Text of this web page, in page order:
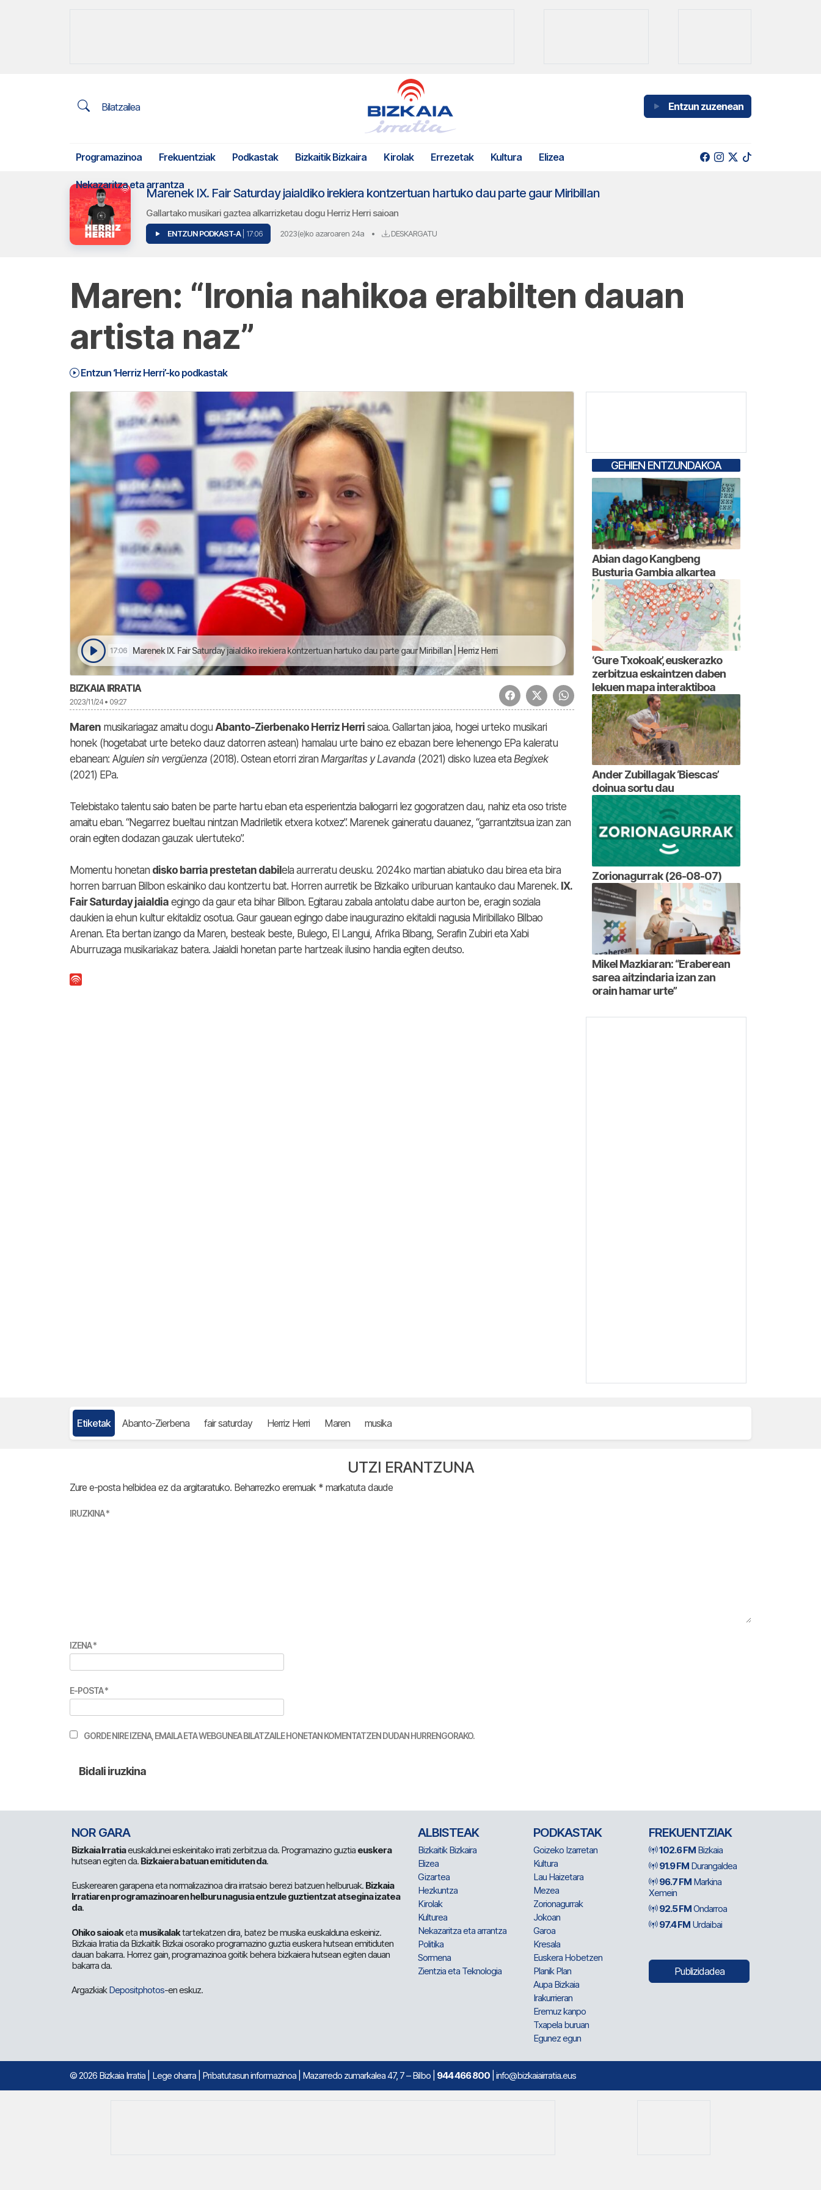
Bilatzailea Entzun zuzenean
Programazinoa Frekuentziak Podkastak Bizkaitik Bizkaira Kirolak Errezetak Kultura Elizea
Nekazaritza eta arrantza
Marenek IX. Fair Saturday jaialdiko irekiera kontzertuan hartuko dau parte gaur Miribillan
Gallartako musikari gaztea alkarrizketau dogu Herriz Herri saioan
ENTZUN PODKAST-A | 17:06 2023(e)ko azaroaren 24a • DESKARGATU
Maren: “Ironia nahikoa erabilten dauan
artista naz”
Entzun ‘Herriz Herri’-ko podkastak
17:06 Marenek IX. Fair Saturday jaialdiko irekiera kontzertuan hartuko dau parte gaur Miribillan | Herriz Herri
BIZKAIA IRRATIA
2023/11/24 • 09:27
Maren musikariagaz amaitu dogu Abanto-Zierbenako Herriz Herri saioa. Gallartan jaioa, hogei urteko musikari
honek (hogetabat urte beteko dauz datorren astean) hamalau urte baino ez ebazan bere lehenengo EPa kaleratu
ebanean: Alguien sin vergüenza (2018). Ostean etorri ziran Margaritas y Lavanda (2021) disko luzea eta Begixek
(2021) EPa.
Telebistako talentu saio baten be parte hartu eban eta esperientzia baliogarri lez gogoratzen dau, nahiz eta oso triste
amaitu eban. “Negarrez bueltau nintzan Madriletik etxera kotxez”. Marenek gaineratu dauanez, “garrantzitsua izan zan
orain egiten dodazan gauzak ulertuteko”.
Momentu honetan disko barria prestetan dabil ela aurreratu deusku. 2024ko martian abiatuko dau birea eta bira
horren barruan Bilbon eskainiko dau kontzertu bat. Horren aurretik be Bizkaiko uriburuan kantauko dau Marenek. IX.
Fair Saturday jaialdia egingo da gaur eta bihar Bilbon. Egitarau zabala antolatu dabe aurton be, eragin soziala
daukien ia ehun kultur ekitaldiz osotua. Gaur gauean egingo dabe inaugurazino ekitaldi nagusia Miribillako Bilbao
Arenan. Eta bertan izango da Maren, besteak beste, Bulego, El Langui, Afrika Bibang, Serafin Zubiri eta Xabi
Aburruzaga musikariakaz batera. Jaialdi honetan parte hartzeak ilusino handia egiten deutso.
GEHIEN ENTZUNDAKOA
Abian dago Kangbeng
Busturia Gambia alkartea
‘Gure Txokoak’, euskerazko
zerbitzua eskaintzen daben
lekuen mapa interaktiboa
Ander Zubillagak ‘Biescas’
doinua sortu dau
Zorionagurrak (26-08-07)
Mikel Mazkiaran: “Eraberean
sarea aitzindaria izan zan
orain hamar urte”
Etiketak Abanto-Zierbena fair saturday Herriz Herri Maren musika
UTZI ERANTZUNA
Zure e-posta helbidea ez da argitaratuko. Beharrezko eremuak * markatuta daude
IRUZKINA*
IZENA*
E-POSTA*
GORDE NIRE IZENA, EMAILA ETA WEBGUNEA BILATZAILE HONETAN KOMENTATZEN DUDAN HURRENGORAKO.
NOR GARA
Bizkaia Irratiaeuskaldunei eskeinitako irrati zerbitzua da. Programazino guztia euskera
hutsean egiten da. Bizkaiera batuan emitiduten da.
Euskerearen garapena eta normalizazinoa dira irratsaio berezi batzuen helburuak. Bizkaia
Irratiaren programazinoaren helburu nagusia entzule guztientzat atsegina izatea
da.
Ohiko saioaketa musikalaktartekatzen dira, batez be musika euskalduna eskeiniz.
Bizkaia Irratia da Bizkaitik Bizkai osorako programazino guztia euskera hutsean emitiduten
dauan bakarra. Horrez gain, programazinoa goitik behera bizkaiera hutsean egiten dauan
bakarra da.
ArgazkiakDepositphotos-en eskuz.
ALBISTEAK
Bizkaitik Bizkaira
Elizea
Gizartea
Hezkuntza
Kirolak
Kulturea
Nekazaritza eta arrantza
Politika
Sormena
Zientzia eta Teknologia
PODKASTAK
Goizeko Izarretan
Kultura
Lau Haizetara
Mezea
Zorionagurrak
Jokoan
Garoa
Kresala
Euskera Hobetzen
Planik Plan
Aupa Bizkaia
Irakurrieran
Eremuz kanpo
Txapela buruan
Egunez egun
FREKUENTZIAK
102.6 FM Bizkaia
91.9 FM Durangaldea
96.7 FM Markina
Xemein
92.5 FMOndarroa
97.4 FM Urdaibai
Publizidadea
© 2026 Bizkaia Irratia Lege oharra Pribatutasun informazinoa | Mazarredo zumarkalea 47, 7 – Bilbo | 944 466 800 | info@bizkaiairratia.eus